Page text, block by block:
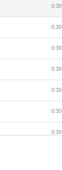
0:30
0:30
0:30
0:30
0:30
0:30
0:30